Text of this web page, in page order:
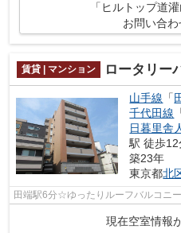
「ヒルトップ道
お問い合
賃貸 | マンション ロータリー
山手線 「
千代田線
日暮里舎
駅 徒歩12
築23年
東京都北
田端駅6分☆ゆったりルーフバルコニ
現在空室情報